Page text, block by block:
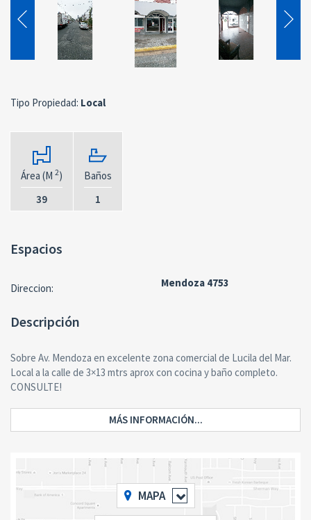
Tipo Propiedad: Local
Área (M 2)
39
Baños
1
Espacios
Direccion: Mendoza 4753
Descripción
Sobre Av. Mendoza en excelente zona comercial de Lucila del Mar.
Local a la calle de 3×13 mtrs aprox con cocina y baño completo.
CONSULTE!
MÁS INFORMACIÓN...
MAPA